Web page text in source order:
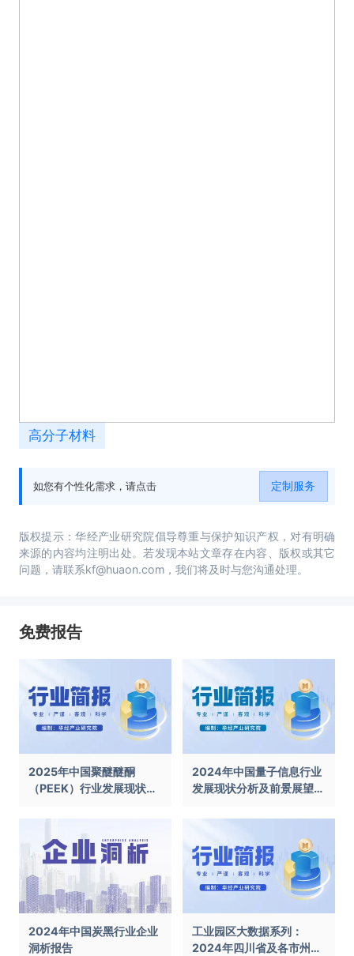
高分子材料
如您有个性化需求，请点击 定制服务
版权提示：华经产业研究院倡导尊重与保护知识产权，对有明确
来源的内容均注明出处。若发现本站文章存在内容、版权或其它
问题，请联系kf@huaon.com，我们将及时与您沟通处理。
免费报告
2025年中国聚醚醚酮
（PEEK）行业发展现状及
2024年中国量子信息行业
发展现状分析及前景展望报
2024年中国炭黑行业企业
洞析报告
工业园区大数据系列：
2024年四川省及各市州工